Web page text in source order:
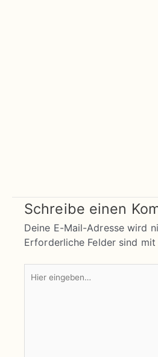
Schreibe einen
Deine E-Mail-Adresse wird
Erforderliche Felder sind mit
eingeben…